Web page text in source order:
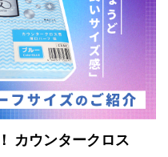
カウンタークロス